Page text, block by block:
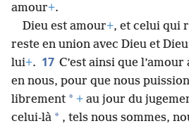
amour+.
Dieu est amour+, et celui qui
reste en union avec Dieu et
lui+. 17 C’est ainsi que
en nous, pour que nous
librement * + au jour du
celui-là * , tels nous sommes,